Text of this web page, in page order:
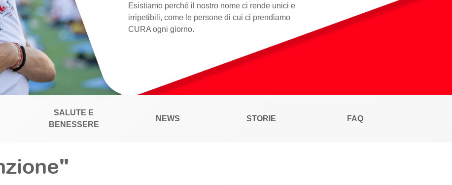
Esistiamo perché il nostro nome ci rende unici e
irripetibili, come le persone di cui ci prendiamo
CURA ogni giorno.
SALUTE E
BENESSERE
NEWS STORIE FAQ